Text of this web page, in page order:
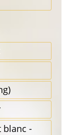
blanc -